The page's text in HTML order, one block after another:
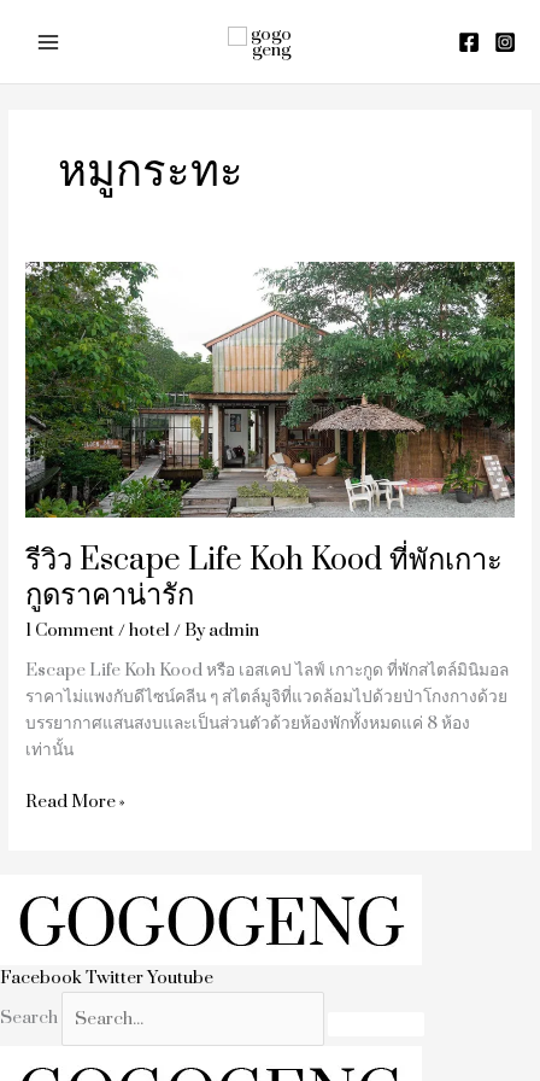
หมูกระทะ
รีวิว Escape Life Koh Kood ที่พักเกาะ
กูดราคาน่ารัก
1 Comment/hotel/ Byadmin
Escape Life Koh Kood หรือ เอสเคป ไลฟ์ เกาะกูด ที่พักสไตล์มินิมอล
ราคาไม่แพงกับดีไซน์คลีน ๆ สไตล์มูจิที่แวดล้อมไปด้วยป่าโกงกางด้วย
บรรยากาศแสนสงบและเป็นส่วนตัวด้วยห้องพักทั้งหมดแค่ 8 ห้อง
เท่านั้น
รีวิว
Escape
Life
Koh
Kood
ที่พัก
เกาะ
กูด
ราคา
น่า
Read More »
FacebookTwitterYoutube
Search